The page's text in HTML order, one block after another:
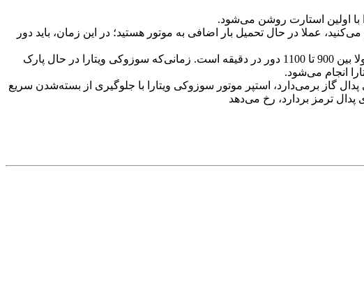
با اولین استارت روشن می‌شود.
عملا در حال تحمیل بار اضافی به موتور هستید؛ در این زمان، باید دور
یکی دیگر از وظایف استپر موتور سوزوکی ویتارا، تنظیم سوخت و هوا در دور پایین است. منظور از دورهای پایین در خودرو، معمولا بین 900 تا 1100 دور در دقیقه است. زمانی‌که سوزوکی ویتارا در حال پارک
انجام می‌شود.
گاز برمی‌دارد، استپر موتور سوزوکی ویتارا با جلوگیری از بسته‌شدن سریع
ترمز بردارد، رخ می‌دهد